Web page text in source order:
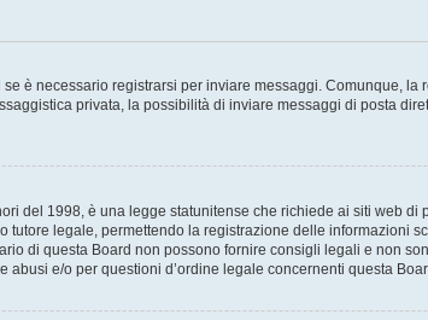
è necessario registrarsi per inviare messaggi. Comunque,
privata, la possibilità di inviare messaggi di posta
del 1998, è una legge statunitense che richiede ai siti web
tutore legale, permettendo la registrazione delle informazioni
di questa Board non possono fornire consigli legali e non
e/o per questioni d’ordine legale concernenti questa